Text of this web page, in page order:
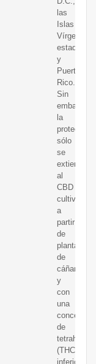
las
Islas
Vírgenes
y
Puerto
Rico.
Sin
embargo,
la
protección
sólo
se
extiende
al
CBD
cultivado
a
partir
de
plantas
de
cáñamo
y
con
una
de
(THC)
inferior